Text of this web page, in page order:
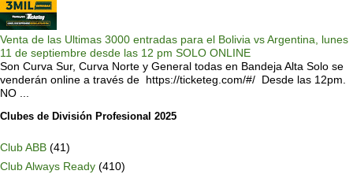
Venta de las Ultimas 3000 entradas para el Bolivia vs Argentina, lunes
11 de septiembre desde las 12 pm SOLO ONLINE
Son Curva Sur, Curva Norte y General todas en Bandeja Alta Solo se
venderán online a través de https://ticketeg.com/#/ Desde las 12pm.
NO ...
Clubes de División Profesional 2025
Club ABB (41)
Club Always Ready (410)